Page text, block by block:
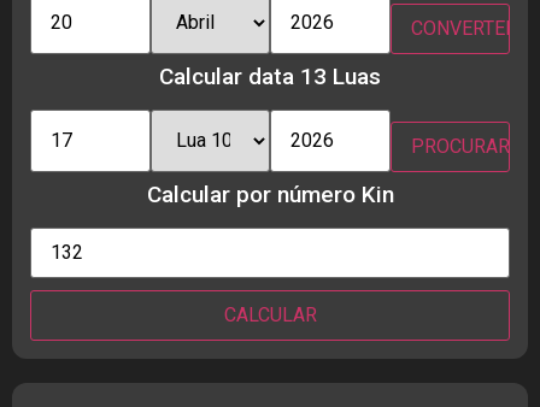
Calcular data 13 Luas
Calcular por número Kin